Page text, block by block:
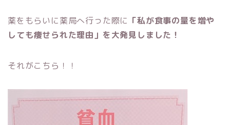
薬をもらいに薬局へ行った際に 「私が食事の量を増や
しても痩せられた理由」を大発見しました！
それがこちら！！